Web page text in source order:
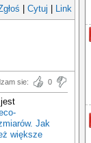
Cytuj Link
sie: 0
Jak
większe